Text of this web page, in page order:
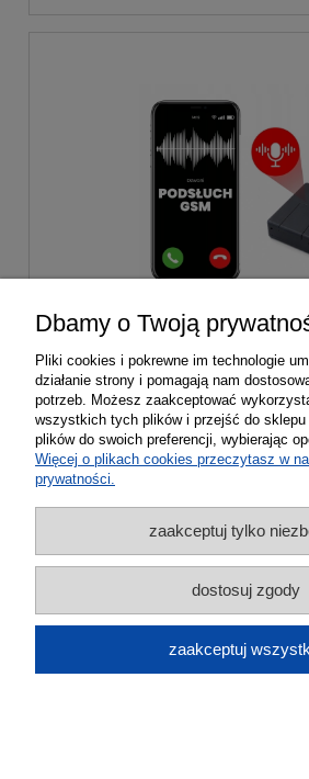
SIM detekcja dźwięku
generacji
169,00 zł
Dbamy o Twoją
Pliki cookies i pokrewne im technologie
działanie strony i pomagają nam
potrzeb. Możesz zaakceptować
wszystkich tych plików i przejść do
plików do swoich preferencji, wybierając
Więcej o plikach cookies przeczytasz w
prywatności.
zaakceptuj tylko
dostosuj zgody
zaakceptuj